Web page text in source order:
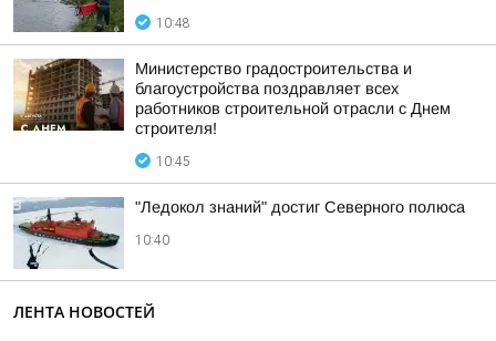
10:48
Министерство градостроительства и
благоустройства поздравляет всех
работников строительной отрасли с Днем
строителя!
10:45
"Ледокол знаний" достиг Северного полюса
10:40
ЛЕНТА НОВОСТЕЙ